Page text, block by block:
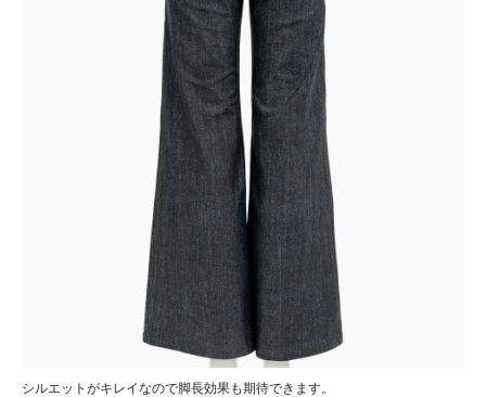
シルエットがキレイなので脚長効果も期待できます。